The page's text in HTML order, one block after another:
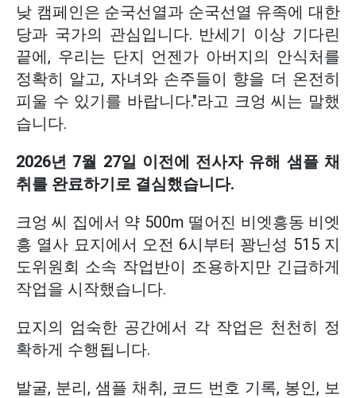
낮 캠페인은 순국선열과 순국선열 유족에 대한
당과 국가의 관심입니다. 반세기 이상 기다린
끝에, 우리는 단지 언젠가 아버지의 안식처를
정확히 알고, 자녀와 손주들이 향을 더 온전히
피울 수 있기를 바랍니다."라고 크엉 씨는 말했
습니다.
2026년 7월 27일 이전에 전사자 유해 샘플 채
취를 완료하기로 결심했습니다.
크엉 씨 집에서 약 500m 떨어진 비엣흥동 비엣
흥 열사 묘지에서 오전 6시부터 꽝닌성 515 지
도위원회 소속 작업반이 조용하지만 긴급하게
작업을 시작했습니다.
묘지의 엄숙한 공간에서 각 작업은 천천히 정
확하게 수행됩니다.
발굴, 분리, 샘플 채취, 코드 번호 기록, 봉인, 보